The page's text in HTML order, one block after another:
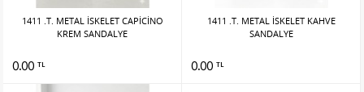
1411 .T. METAL İSKELET CAPİCİNO
KREM SANDALYE
0.00 TL
1411 .T. METAL İSKELET KAHVE
SANDALYE
0.00 TL